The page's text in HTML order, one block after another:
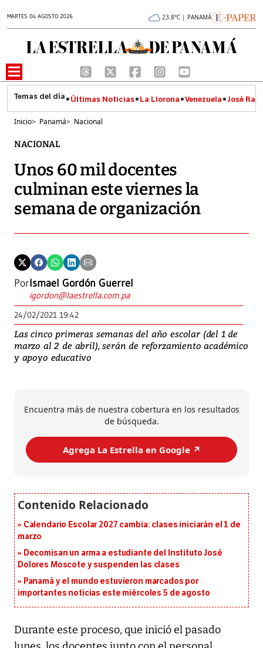
MARTES 04 AGOSTO 2026 23.8°C | PANAMÁ
Últimas Noticias La Llorona Venezuela José
Inicio> Panamá> Nacional
NACIONAL
Unos 60 mil docentes
culminan este viernes la
semana de organización
PorIsmael Gordón Guerrel
igordon@laestrella.com.pa
24/02/2021 19:42
Las cinco primeras semanas del año escolar (del 1 de
marzo al 2 de abril), serán de reforzamiento académico
y apoyo educativo
Encuentra más de nuestra cobertura en los resultados
de búsqueda.
Agrega La Estrella en Google ↗️
Calendario Escolar 2027 cambia: clases iniciarán el 1 de
marzo
Decomisan un arma a estudiante del Instituto José
Dolores Moscote y suspenden las clases
Panamá y el mundo estuvieron marcados por
importantes noticias este miércoles 5 de agosto
Durante este proceso, que inició el pasado